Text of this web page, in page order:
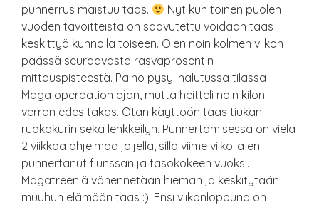
punnerrus maistuu taas.
Nyt kun toinen puolen
vuoden tavoitteista on saavutettu voidaan taas
keskittyä kunnolla toiseen. Olen noin kolmen viikon
päässä seuraavasta rasvaprosentin
mittauspisteestä. Paino pysyi halutussa tilassa
Maga operaation ajan, mutta heitteli noin kilon
verran edes takas. Otan käyttöön taas tiukan
ruokakurin sekä lenkkeilyn. Punnertamisessa on vielä
2 viikkoa ohjelmaa jäljellä, sillä viime viikolla en
punnertanut flunssan ja tasokokeen vuoksi.
Magatreeniä vähennetään hieman ja keskitytään
muuhun elämään taas :). Ensi viikonloppuna on